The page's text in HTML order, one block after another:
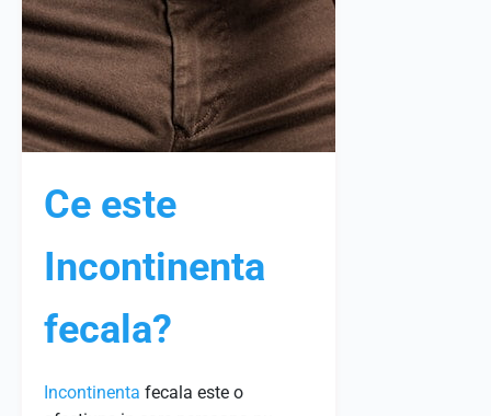
Ce este
Incontinenta
fecala?
Incontinenta fecala este o